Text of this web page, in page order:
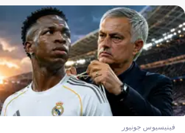
فينيسيوس جونيور